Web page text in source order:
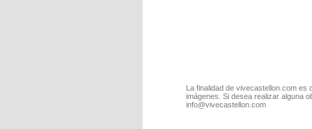
La finalidad de vivecastellon.com
imágenes. Si desea realizar alguna
info@vivecastellon.com